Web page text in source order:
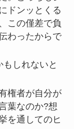
ドンッとくる
この僅差で負
わったからで
しれないと
権者が自分が
葉なのか?想
を通してのヒ